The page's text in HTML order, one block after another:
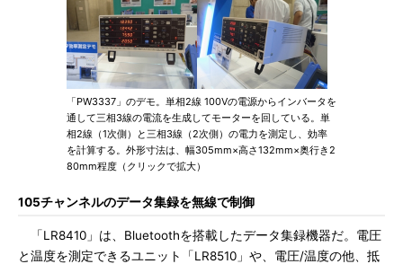
「PW3337」のデモ。単相2線 100Vの電源からインバータを
通して三相3線の電流を生成してモーターを回している。単
相2線（1次側）と三相3線（2次側）の電力を測定し、効率
を計算する。外形寸法は、幅305mm×高さ132mm×奥行き2
80mm程度（クリックで拡大）
105チャンネルのデータ集録を無線で制御
「LR8410」は、Bluetoothを搭載したデータ集録機器だ。電圧
と温度を測定できるユニット「LR8510」や、電圧/温度の他、抵